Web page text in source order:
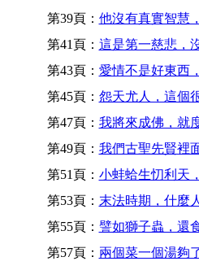
第39頁： 他沒有真實智慧
第41頁： 這是第一慈悲，
第43頁： 愛情不是好東西
第45頁： 怨天尤人，這個
第47頁： 我將來成佛，就
第49頁： 我們古聖先賢裡
第51頁： 小蚌蛤生忉利天
第53頁： 末法時期，什麼
第55頁： 譬如獅子蟲，還
第57頁： 兩個菜一個湯夠